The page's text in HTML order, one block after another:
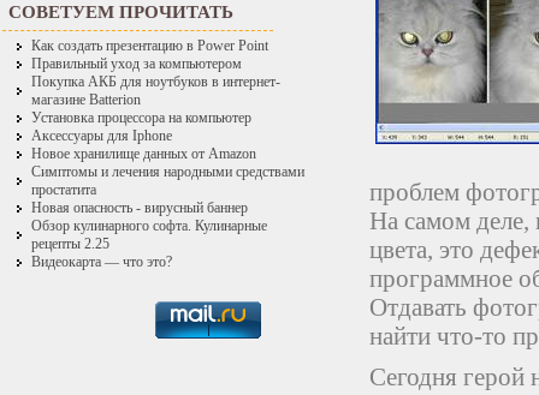
СОВЕТУЕМ ПРОЧИТАТЬ
Как создать презентацию в Power Point
Правильный уход за компьютером
Покупка АКБ для ноутбуков в интернет-
магазине Batterion
Установка процессора на компьютер
Аксессуары для Iphone
Новое хранилище данных от Amazon
Симптомы и лечения народными средствами
простатита
Новая опасность - вирусный баннер
Обзор кулинарного софта. Кулинарные
рецепты 2.25
Видеокарта — что это?
проблем
На самом деле,
цвета, это
программное
Отдавать
найти что-то
Сегодня герой